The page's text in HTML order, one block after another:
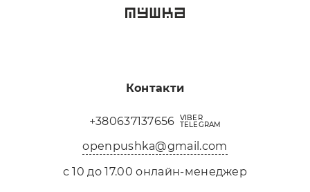
Контакти
+380637137656 VIBER
TELEGRAM
openpushka@gmail.com
с 10 до 17.00 онлайн-менеджер